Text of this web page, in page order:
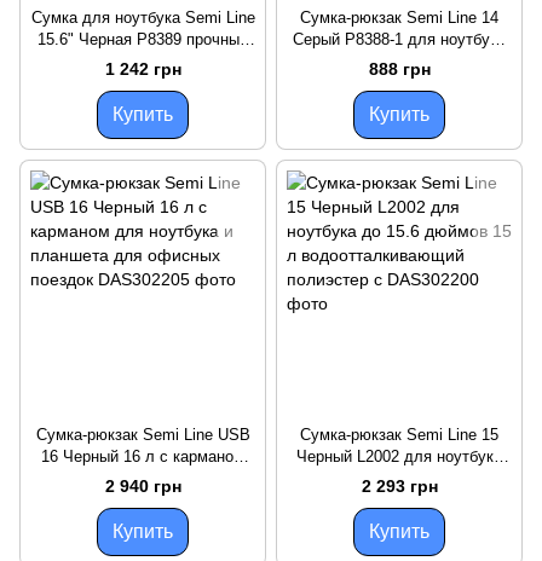
Сумка для ноутбука Semi Line
15.6" Черная P8389 прочный
1680D Polyester съемный
ремень объем 10
1 242 грн
Купить
Сумка-рюкзак Semi Line 14
Серый P8388-1 для ноутбука
до 15.6" 14 л с
анатомическими шлейками,
прочная
888 грн
Купить
Сумка-рюкзак Semi Line USB
16 Черный 16 л с карманом
для ноутбука и планшета для
офисных поездок
2 940 грн
Купить
Сумка-рюкзак Semi Line 15
Черный L2002 для ноутбука
до 15.6 дюймов 15 л
водоотталкивающий
полиэстер с
2 293 грн
Купить